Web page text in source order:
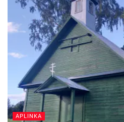
Aktualios naujienos
Netrukus
kursai su aktore
2026-08-08
„Globalūs
pasaulio kampelių
2026-08-08
APLINKA